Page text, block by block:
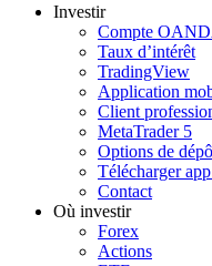
Investir
Compte
Taux d’intérêt
TradingView
Application
Client
MetaTrader 5
Options de
Télécharger
Contact
Où investir
Forex
Actions